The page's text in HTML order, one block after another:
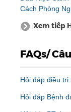
Cách Phòng
Xem tiếp
FAQs/
Hỏi đáp điều trị
Hỏi đáp Bệnh